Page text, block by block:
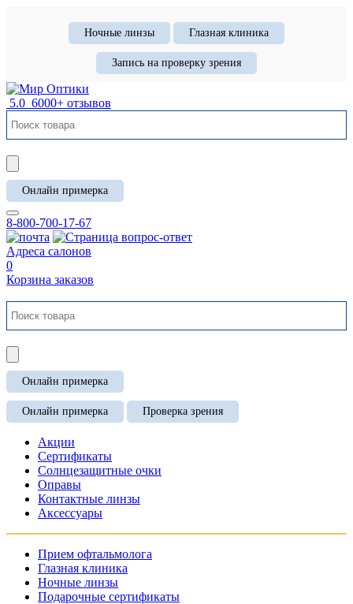
Ночные линзы Глазная клиника
Запись на проверку зрения
5.0 6000+ отзывов
Онлайн примерка
8-800-700-17-67
Адреса салонов
0
Корзина заказов
Онлайн примерка
Онлайн примерка Проверка зрения
Акции
Сертификаты
Солнцезащитные очки
Оправы
Контактные линзы
Аксессуары
Прием офтальмолога
Глазная клиника
Ночные линзы
Подарочные сертификаты